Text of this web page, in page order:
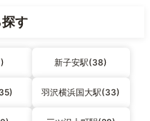
す
新子安駅(38)
羽沢横浜国大駅(33)